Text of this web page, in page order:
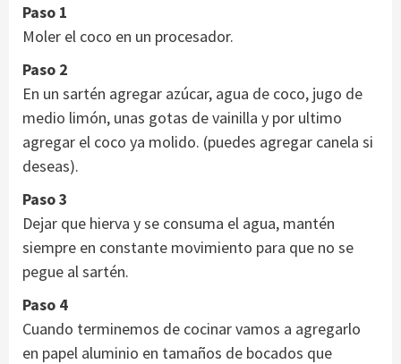
Paso 1
Moler el coco en un procesador.
Paso 2
En un sartén agregar azúcar, agua de coco, jugo de
medio limón, unas gotas de vainilla y por ultimo
agregar el coco ya molido. (puedes agregar canela si
deseas).
Paso 3
Dejar que hierva y se consuma el agua, mantén
siempre en constante movimiento para que no se
pegue al sartén.
Paso 4
Cuando terminemos de cocinar vamos a agregarlo
en papel aluminio en tamaños de bocados que